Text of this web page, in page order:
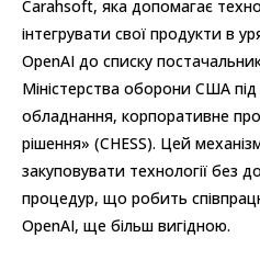
Carahsoft, яка допомагає
інтегрувати свої продукти в
OpenAI до списку
Міністерства оборони США
обладнання, корпоративне
рішення» (CHESS). Цей
закуповувати технології без
процедур, що робить
OpenAI, ще більш вигідною.